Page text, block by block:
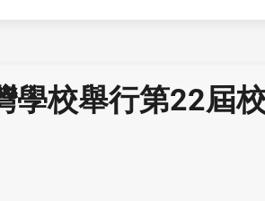
學校舉行第22屆